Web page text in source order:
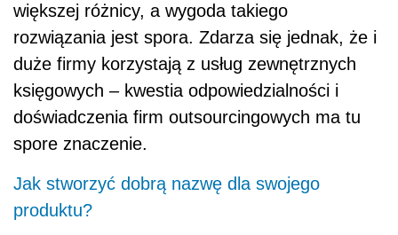
większej różnicy, a wygoda takiego
rozwiązania jest spora. Zdarza się jednak, że i
duże firmy korzystają z usług zewnętrznych
księgowych – kwestia odpowiedzialności i
doświadczenia firm outsourcingowych ma tu
spore znaczenie.
Jak stworzyć dobrą nazwę dla swojego
produktu?